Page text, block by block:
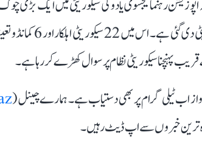
اپوزیشن رہنما تیجسوی یادو کی سیکوریٹی میں ایک
سیکوریٹی دی
پہنچنا سیکوریٹی نظام پر سوال کھڑے کر رہا ہے۔
اب ٹیلی گرام پر بھی دستیاب ہے۔ ہمارے چینل (
ترین خبروں سے اپ ڈیٹ رہیں۔